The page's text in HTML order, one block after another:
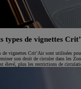
types de vignettes
de vignettes Crit’Air sont utilisées
son droit de circuler dans les
élevé, plus les restrictions de